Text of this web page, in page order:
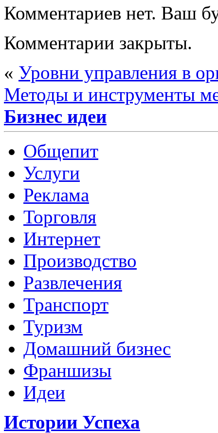
Комментариев нет. Ваш
Комментарии закрыты.
« Уровни управления в
Методы и инструменты
Бизнес идеи
Общепит
Услуги
Реклама
Торговля
Интернет
Производство
Развлечения
Транспорт
Туризм
Домашний бизнес
Франшизы
Идеи
Истории Успеха